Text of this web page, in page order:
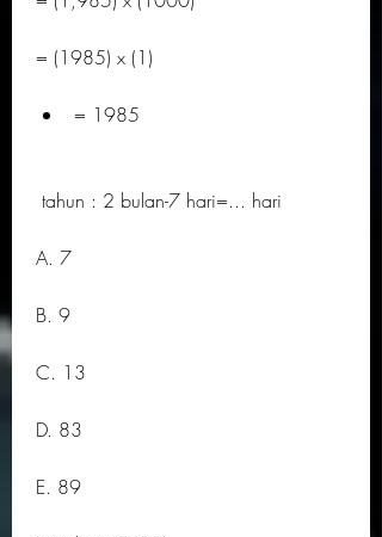
= (1985) x (1)
= 1985
tahun : 2 bulan-7 hari=... hari
A. 7
B. 9
C. 13
D. 83
E. 89